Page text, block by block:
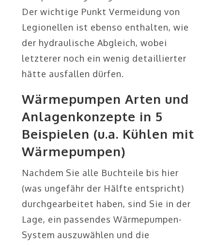
Der wichtige Punkt Vermeidung von
Legionellen ist ebenso enthalten, wie
der hydraulische Abgleich, wobei
letzterer noch ein wenig detaillierter
hätte ausfallen dürfen.
Wärmepumpen Arten und
Anlagenkonzepte in 5
Beispielen (u.a. Kühlen mit
Wärmepumpen)
Nachdem Sie alle Buchteile bis hier
(was ungefähr der Hälfte entspricht)
durchgearbeitet haben, sind Sie in der
Lage, ein passendes Wärmepumpen-
System auszuwählen und die